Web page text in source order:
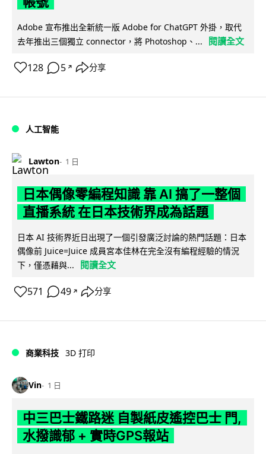
Adobe 宣布推出全新統一版 Adobe for ChatGPT 外掛，取代
去年推出三個獨立 connector，將 Photoshop、...
閱讀全文
128 5 ↗ 分享
人工智能
Lawton 1 日
日本偶像零編程知識 靠 AI 搞了一整個
直播系統 在日本技術界成為話題
日本 AI 技術界近日出現了一個引發廣泛討論的熱門話題：日本
偶像前 Juice=Juice 成員宮本佳林在完全沒有編程經驗的情況
下，僅憑藉與...
閱讀全文
571 49 ↗ 分享
商業科技 3D 打印
Vin 1 日
中三巴士鐵路迷 自製紙皮遙控巴士 門,
水撥識郁 + 實時GPS報站